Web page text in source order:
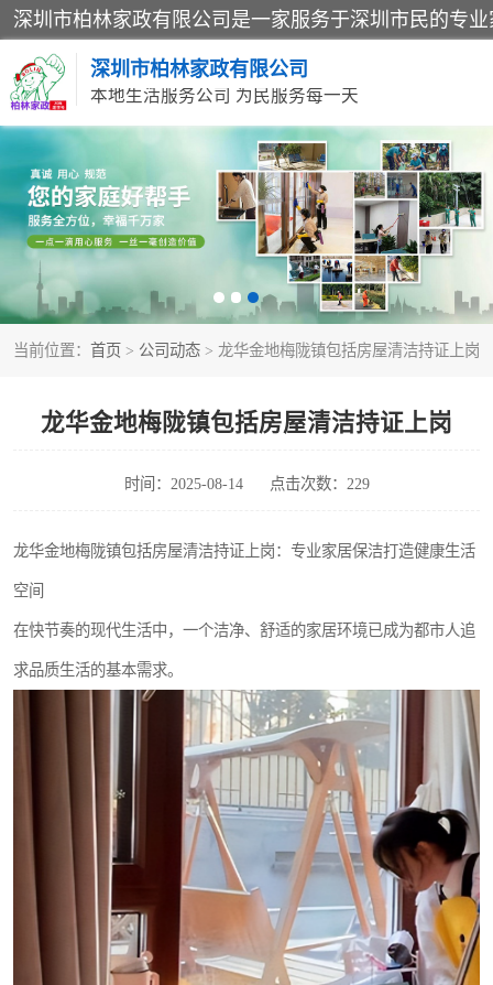
深圳市柏林家政有限公司
本地生活服务公司 为民服务每一天
当前位置： 首页 > 公司动态 > 龙华金地梅陇镇包括房屋清洁持证上岗
龙华金地梅陇镇包括房屋清洁持证上岗
时间：2025-08-14 点击次数：229
龙华金地梅陇镇包括房屋清洁持证上岗：专业家居保洁打造健康生活
空间
在快节奏的现代生活中，一个洁净、舒适的家居环境已成为都市人追
求品质生活的基本需求。
家居保洁
家庭保姆